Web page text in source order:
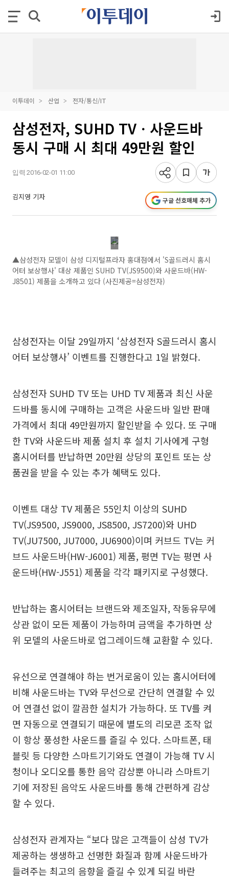
이투데이 산업 전자/통신/IT
삼성전자, SUHD TVㆍ사운드바
동시 구매 시 최대 49만원 할인
입력 2016-02-01 11:00
김지영 기자 구글 선호매체 추가
▲삼성전자 모델이 삼성 디지털프라자 홍대점에서 'S골드러시 홈시
어터 보상행사' 대상 제품인 SUHD TV(JS9500)와 사운드바(HW-
J8501) 제품을 소개하고 있다 (사진제공=삼성전자)
삼성전자는 이달 29일까지 ‘삼성전자 S골드러시 홈시
어터 보상행사’ 이벤트를 진행한다고 1일 밝혔다.
삼성전자 SUHD TV 또는 UHD TV 제품과 최신 사운
드바를 동시에 구매하는 고객은 사운드바 일반 판매
가격에서 최대 49만원까지 할인받을 수 있다. 또 구매
한 TV와 사운드바 제품 설치 후 설치 기사에게 구형
홈시어터를 반납하면 20만원 상당의 포인트 또는 상
품권을 받을 수 있는 추가 혜택도 있다.
이벤트 대상 TV 제품은 55인치 이상의 SUHD
TV(JS9500, JS9000, JS8500, JS7200)와 UHD
TV(JU7500, JU7000, JU6900)이며 커브드 TV는 커
브드 사운드바(HW-J6001) 제품, 평면 TV는 평면 사
운드바(HW-J551) 제품을 각각 패키지로 구성했다.
반납하는 홈시어터는 브랜드와 제조일자, 작동유무에
상관 없이 모든 제품이 가능하며 금액을 추가하면 상
위 모델의 사운드바로 업그레이드해 교환할 수 있다.
유선으로 연결해야 하는 번거로움이 있는 홈시어터에
비해 사운드바는 TV와 무선으로 간단히 연결할 수 있
어 연결선 없이 깔끔한 설치가 가능하다. 또 TV를 켜
면 자동으로 연결되기 때문에 별도의 리모콘 조작 없
이 항상 풍성한 사운드를 즐길 수 있다. 스마트폰, 태
블릿 등 다양한 스마트기기와도 연결이 가능해 TV 시
청이나 오디오를 통한 음악 감상뿐 아니라 스마트기
기에 저장된 음악도 사운드바를 통해 간편하게 감상
할 수 있다.
삼성전자 관계자는 “보다 많은 고객들이 삼성 TV가
제공하는 생생하고 선명한 화질과 함께 사운드바가
들려주는 최고의 음향을 즐길 수 있게 되길 바란